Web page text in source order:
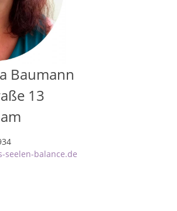
Baumann
13
seelen-balance.de